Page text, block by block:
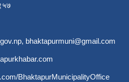
, bhaktapurmuni@gmail.com
BhaktapurMunicipalityOffice